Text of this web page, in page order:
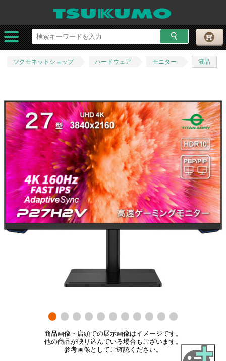
ツクモネットショップ ハードウェア モニター 液晶
商品画像・店頭での展示画像はイメージです。
他の商品が映り込んでいる場合もございます。
参考画像としてご確認ください。